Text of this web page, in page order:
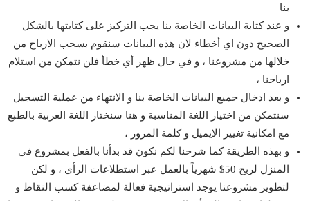
بنا
و عند كتابة البيانات الخاصة بنا يجب التركيز على كتابتها بالشكل
الصحيح دون اي أخطاء لان هذه البيانات سنقوم بسحب الارباح من
خلالها من مشروعنا ، و في حال ظهر أي خطأ فلن نتمكن من استلام
ارباحنا ،
و بعد ادخال جميع البيانات الخاصة بنا و الانتهاء من عملية التسجيل
سنتمكن من اختيار اللغة المناسبة و هنا سنختار اللغة العربية بالطبع
مع امكانية تغيير الايميل و كلمة المرور ،
و بهذه الطريقة كما شرحنا لكم نكون قد بدأنا بالفعل بمشروع في
المنزل لربح 50$ شهرياً بالعمل عبر استطلاعات الرأي ، و لكن
لتطوير مشروعنا يوجد استراتيجية فعالة لمضاعفة كسب النقاط و